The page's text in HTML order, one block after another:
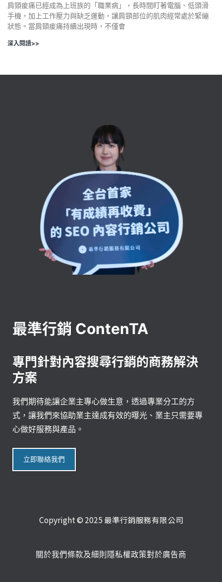
肩頸痠痛已經成為上班族的「職業病」，長時間盯著電腦、低頭滑
手機，加上工作壓力與缺乏運動，讓肩頸部位的肌肉經常處於緊繃
狀態。當肩頸痠痛持續出現時，不僅會
深入閱讀>>
最準行銷 ContenTA
專門針對內容搜尋行銷的商務解決
方案
我們期待能讓企業主專心做生意，透過專業分工的方
式，讓我們來協助業主達成有效的曝光、業主只需要專
心做好服務與產品。
立即聯絡我們
Copyright © 2025 最準行銷服務有限公司
關於我們條款及細則 隱私權政策對於廣告商